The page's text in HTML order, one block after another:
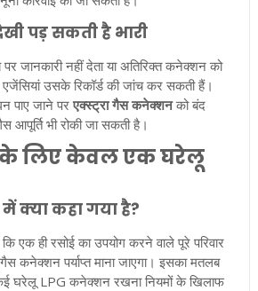
पड़ सकती है भारी
जानकारी नहीं देता या अतिरिक्त कनेक्शन को
एजेंसियां उसके रिकॉर्ड की जांच कर सकती हैं।
पाए जाने पर एक्स्ट्रा गैस कनेक्शनको बंद
आपूर्ति भी रोकी जा सकती है।
के लिए केवल एक घरेलू
क्या कहा गया है?
एक ही रसोई का उपयोग करने वाले पूरे परिवार
कनेक्शन पर्याप्त माना जाएगा। इसका मतलब
घरेलू LPG कनेक्शन रखना नियमों के खिलाफ